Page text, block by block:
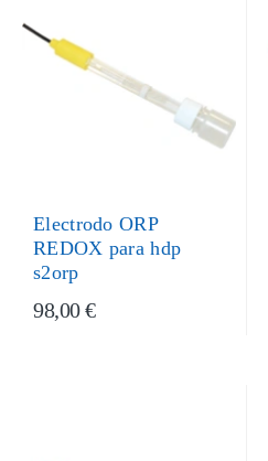
Electrodo ORP
REDOX para hdp
s2orp
98,00 €